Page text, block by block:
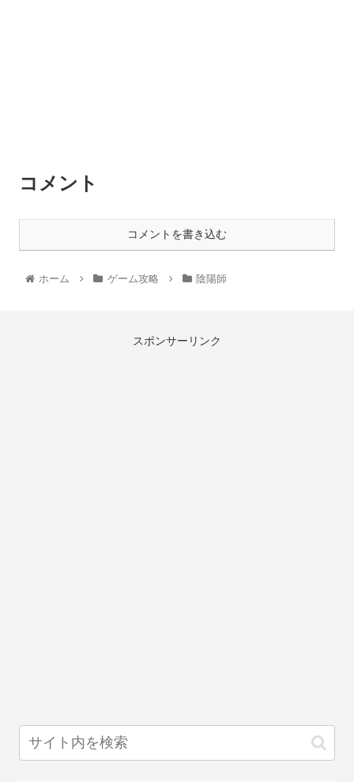
コメント
コメントを書き込む
ホーム ゲーム攻略 陰陽師
スポンサーリンク